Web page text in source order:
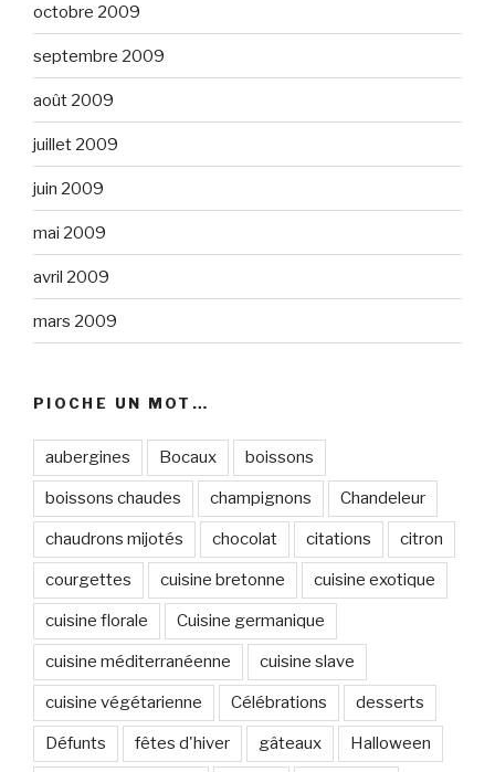
octobre 2009
septembre 2009
août 2009
juillet 2009
juin 2009
mai 2009
avril 2009
mars 2009
PIOCHE UN MOT…
aubergines Bocaux boissons
boissons chaudes champignons Chandeleur
chaudrons mijotés chocolat citations citron
courgettes cuisine bretonne cuisine exotique
cuisine florale Cuisine germanique
cuisine méditerranéenne cuisine slave
cuisine végétarienne Célébrations desserts
Défunts fêtes d'hiver gâteaux Halloween